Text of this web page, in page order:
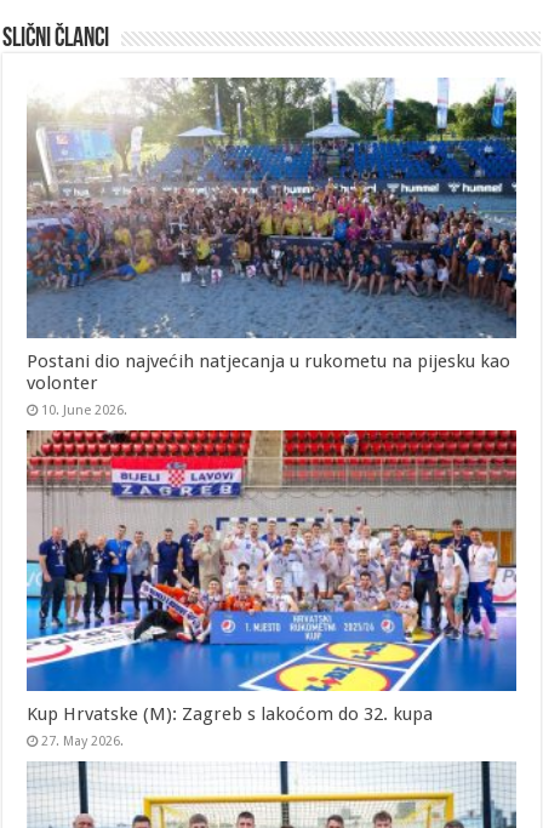
Slični članci
Postani dio najvećih natjecanja u rukometu na pijesku kao
volonter
10. June 2026.
Kup Hrvatske (M): Zagreb s lakoćom do 32. kupa
27. May 2026.